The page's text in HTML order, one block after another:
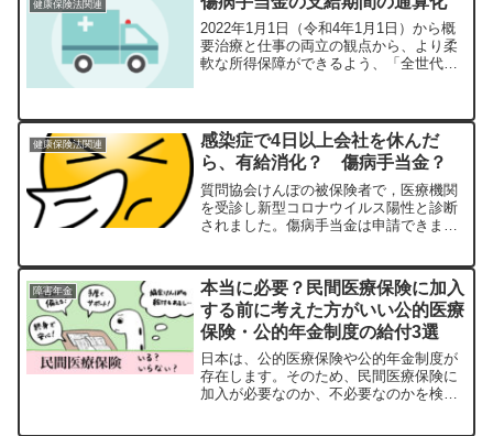
健康保険法関連
2022年1月1日（令和4年1月1日）から概
要治療と仕事の両立の観点から、より柔
軟な所得保障ができるよう、「全世代対
り健康保険法等が改正されました。傷病
手当金の支給期間...
健康保険法関連
感染症で4日以上会社を休んだ
ら、有給消化？ 傷病手当金？
質問協会けんぽの被保険者で，医療機関
を受診し新型コロナウイルス陽性と診断
されました。傷病手当金は申請できます
た。傷病手当金は申請できますか？回答
傷病手当金の支給要件を満...
障害年金
本当に必要？民間医療保険に加入
する前に考えた方がいい公的医療
保険・公的年金制度の給付3選
日本は、公的医療保険や公的年金制度が
存在します。そのため、民間医療保険に
加入が必要なのか、不必要なのかを検討